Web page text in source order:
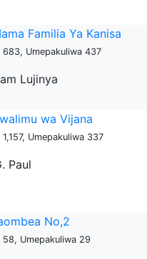
Familia Ya Kanisa
683, Umepakuliwa 437
Lujinya
wa Vijana
Umepakuliwa 337
Paul
No,2
58, Umepakuliwa 29